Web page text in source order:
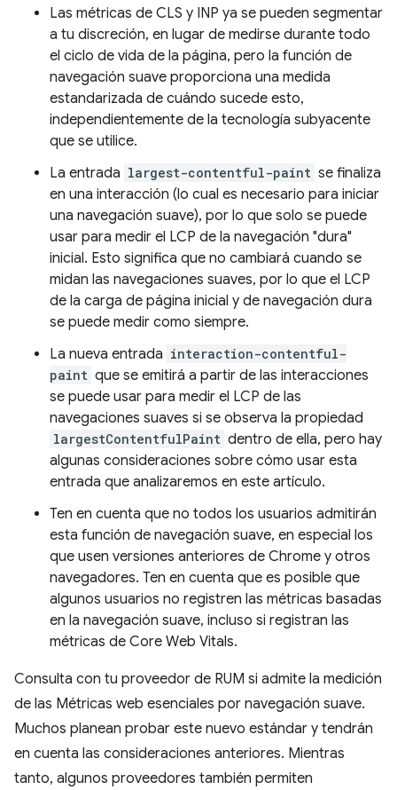
Las métricas de CLS y INP ya se pueden segmentar
a tu discreción, en lugar de medirse durante todo
el ciclo de vida de la página, pero la función de
navegación suave proporciona una medida
estandarizada de cuándo sucede esto,
independientemente de la tecnología subyacente
que se utilice.
La entrada largest-contentful-paint se finaliza
en una interacción (lo cual es necesario para iniciar
una navegación suave), por lo que solo se puede
usar para medir el LCP de la navegación "dura"
inicial. Esto significa que no cambiará cuando se
midan las navegaciones suaves, por lo que el LCP
de la carga de página inicial y de navegación dura
se puede medir como siempre.
La nueva entrada interaction-contentful-
paint que se emitirá a partir de las interacciones
se puede usar para medir el LCP de las
navegaciones suaves si se observa la propiedad
largestContentfulPaint dentro de ella, pero hay
algunas consideraciones sobre cómo usar esta
entrada que analizaremos en este artículo.
Ten en cuenta que no todos los usuarios admitirán
esta función de navegación suave, en especial los
que usen versiones anteriores de Chrome y otros
navegadores. Ten en cuenta que es posible que
algunos usuarios no registren las métricas basadas
en la navegación suave, incluso si registran las
métricas de Core Web Vitals.
Consulta con tu proveedor de RUM si admite la medición
de las Métricas web esenciales por navegación suave.
Muchos planean probar este nuevo estándar y tendrán
en cuenta las consideraciones anteriores. Mientras
tanto, algunos proveedores también permiten